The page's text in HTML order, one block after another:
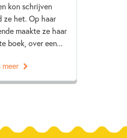
kon schrijven
ze het. Op haar
maakte ze haar
boek, over een...
meer